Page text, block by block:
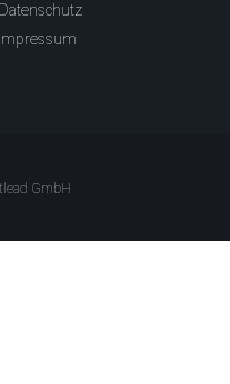
Datenschutz
Impressum
GmbH